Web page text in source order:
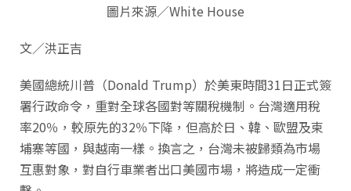
圖片來源／White House
文／洪正吉
美國總統川普（Donald Trump）於美東時間31日正式簽
署行政命令，重對全球各國對等關稅機制。台灣適用稅
率20％，較原先的32％下降，但高於日、韓、歐盟及柬
埔寨等國，與越南一樣。換言之，台灣未被歸類為市場
互惠對象，對自行車業者出口美國市場，將造成一定衝